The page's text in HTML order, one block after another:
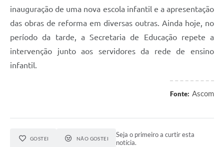
inauguração de uma nova escola infantil e a apresentação
das obras de reforma em diversas outras. Ainda hoje, no
período da tarde, a Secretaria de Educação repete a
intervenção junto aos servidores da rede de ensino
infantil.
Fonte: Ascom
GOSTEI NÃO GOSTEI
Seja o primeiro a curtir esta
notícia.